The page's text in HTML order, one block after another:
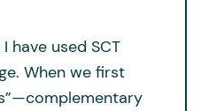
have used SCT
When we first